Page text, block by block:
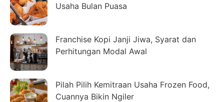
Usaha Bulan Puasa
Franchise Kopi Janji Jiwa, Syarat dan
Perhitungan Modal Awal
Pilah Pilih Kemitraan Usaha Frozen Food,
Cuannya Bikin Ngiler